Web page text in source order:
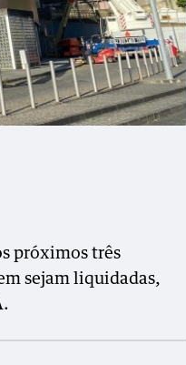
próximos três
sejam liquidadas,